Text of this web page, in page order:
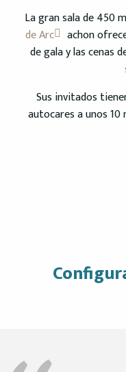
La gran sala de 450
de Arc
achon
de gala y las cenas
Sus invitados
autocares a unos